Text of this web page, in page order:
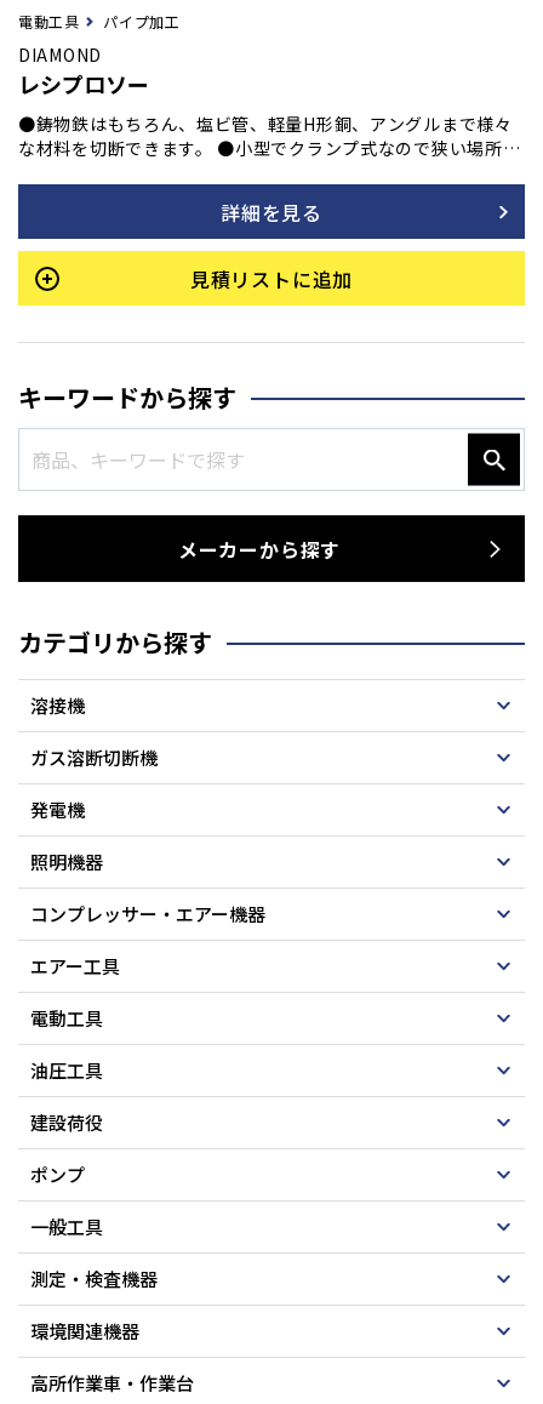
キーワードから探す
メーカーから探す
カテゴリから探す
溶接機
ガス溶断切断機
発電機
照明機器
コンプレッサー・エアー機器
エアー工具
電動工具
油圧工具
建設荷役
ポンプ
一般工具
測定・検査機器
環境関連機器
高所作業車・作業台
電動工具 パイプ加工
DIAMOND
レシプロソー
●鋳物鉄はもちろん、塩ビ管、軽量H形銅、アングルまで様々
な材料を切断できます。 ●小型でクランプ式なので狭い場所で
プ・モータータイプの2種類を用意しました。
詳細を見る
見積リストに追加